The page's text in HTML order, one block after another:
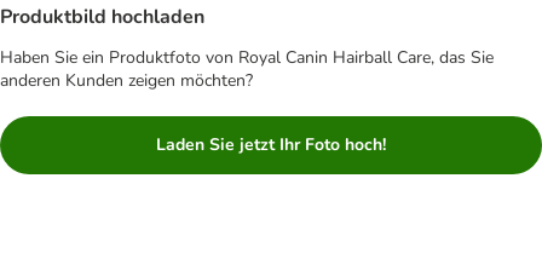
Produktbild hochladen
Haben Sie ein Produktfoto von Royal Canin Hairball Care, das Sie
anderen Kunden zeigen möchten?
Laden Sie jetzt Ihr Foto hoch!